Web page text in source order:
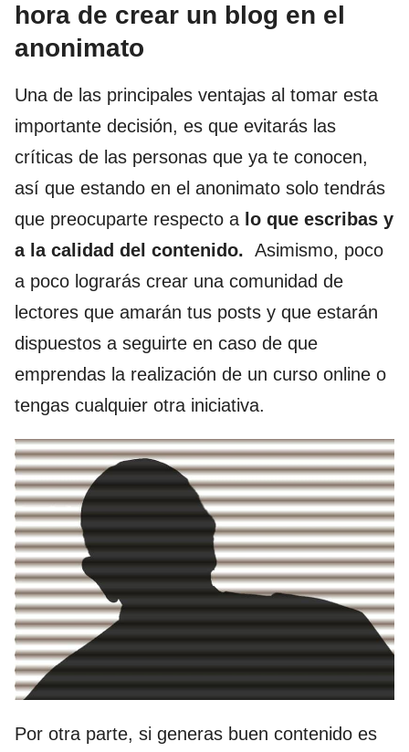
hora de crear un blog en el
anonimato
Una de las principales ventajas al tomar esta
importante decisión, es que evitarás las
críticas de las personas que ya te conocen,
así que estando en el anonimato solo tendrás
que preocuparte respecto a lo que escribas y
a la calidad del contenido. Asimismo, poco
a poco lograrás crear una comunidad de
lectores que amarán tus posts y que estarán
dispuestos a seguirte en caso de que
emprendas la realización de un curso online o
tengas cualquier otra iniciativa.
Por otra parte, si generas buen contenido es